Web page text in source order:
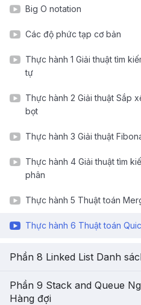
Big O notation
Các độ phức tạp cơ bản
Thực hành 1 Giải thuật tìm
tự
Thực hành 2 Giải thuật Sắp
bọt
Thực hành 3 Giải thuật
Thực hành 4 Giải thuật tìm
phân
Thực hành 5 Thuật toán
Thực hành 6 Thuật toán
Phần 8 Linked List Danh
Phần 9 Stack and Queue
Hàng đợi